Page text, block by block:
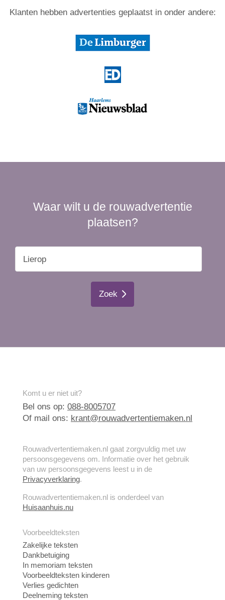
Klanten hebben advertenties geplaatst in onder andere:
Waar wilt u de rouwadvertentie
plaatsen?
Zoek
Komt u er niet uit?
Bel ons op: 088-8005707
Of mail ons: krant@rouwadvertentiemaken.nl
Rouwadvertentiemaken.nl gaat zorgvuldig met uw
persoonsgegevens om. Informatie over het gebruik
van uw persoonsgegevens leest u in de
Privacyverklaring.
Rouwadvertentiemaken.nl is onderdeel van
Huisaanhuis.nu
Voorbeeldteksten
Zakelijke teksten
Dankbetuiging
In memoriam teksten
Voorbeeldteksten kinderen
Verlies gedichten
Deelneming teksten